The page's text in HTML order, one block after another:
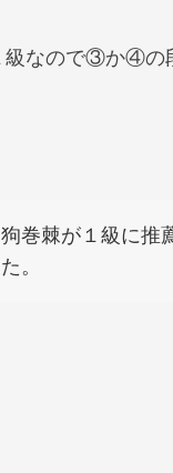
級なので③か④の
巻棘が１級に推
。